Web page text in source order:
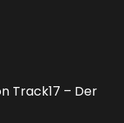
Track17 – Der